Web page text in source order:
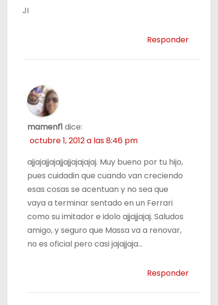
JI
Responder
mamenf1 dice:
octubre 1, 2012 a las 8:46 pm
ajjajajjajajjajjajajajaj. Muy bueno por tu hijo,
pues cuidadin que cuando van creciendo
esas cosas se acentuan y no sea que
vaya a terminar sentado en un Ferrari
como su imitador e idolo ajjajjajaj. Saludos
amigo, y seguro que Massa va a renovar,
no es oficial pero casi jajajjaja…
Responder